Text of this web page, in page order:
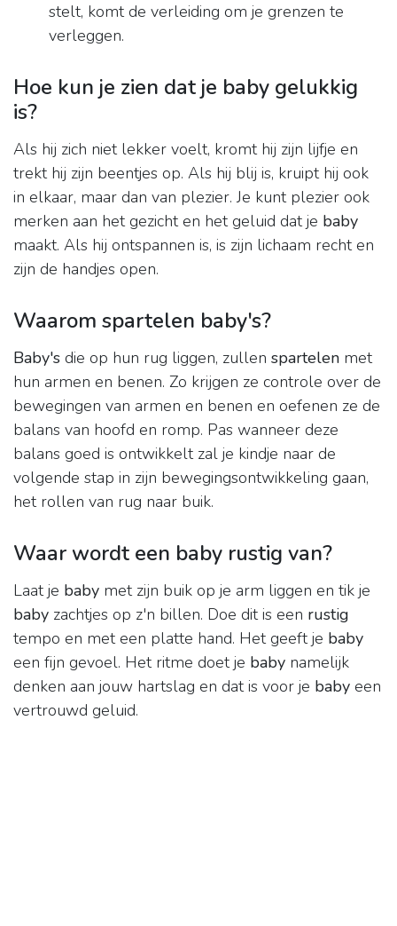
stelt, komt de verleiding om je grenzen te
verleggen.
Hoe kun je zien dat je baby gelukkig
is?
Als hij zich niet lekker voelt, kromt hij zijn lijfje en
trekt hij zijn beentjes op. Als hij blij is, kruipt hij ook
in elkaar, maar dan van plezier. Je kunt plezier ook
merken aan het gezicht en het geluid dat je baby
maakt. Als hij ontspannen is, is zijn lichaam recht en
zijn de handjes open.
Waarom spartelen baby's?
Baby's die op hun rug liggen, zullen spartelen met
hun armen en benen. Zo krijgen ze controle over de
bewegingen van armen en benen en oefenen ze de
balans van hoofd en romp. Pas wanneer deze
balans goed is ontwikkelt zal je kindje naar de
volgende stap in zijn bewegingsontwikkeling gaan,
het rollen van rug naar buik.
Waar wordt een baby rustig van?
Laat je baby met zijn buik op je arm liggen en tik je
baby zachtjes op z'n billen. Doe dit is een rustig
tempo en met een platte hand. Het geeft je baby
een fijn gevoel. Het ritme doet je baby namelijk
denken aan jouw hartslag en dat is voor je baby een
vertrouwd geluid.